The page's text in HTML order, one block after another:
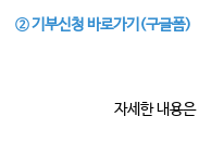
② 기부신청 바로가기(구글폼)
자세한 내용